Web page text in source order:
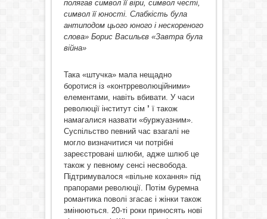
полягав символ її віри, символ честі,
символ її юності. Слабкість була
антиподом цього юного і нескореного
слова» Борис Васильєв «Завтра була
війна»
Така «штучка» мала нещадно
боротися із «контрреволюційними»
елементами, навіть вбивати. У часи
революції інститут сім ’ ї також
намагалися назвати «буржуазним».
Суспільство певний час взагалі не
могло визначитися чи потрібні
зареєстровані шлюби, адже шлюб це
також у певному сенсі несвобода.
Підтримувалося «вільне кохання» під
прапорами революції. Потім буремна
романтика поволі згасає і жінки також
змінюються. 20-ті роки приносять нові